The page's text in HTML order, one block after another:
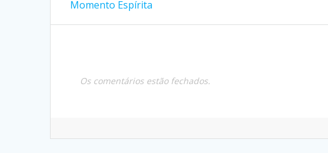
de
anterior:
Momento Espírita
Os comentários estão fechados.